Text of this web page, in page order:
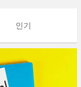
인기